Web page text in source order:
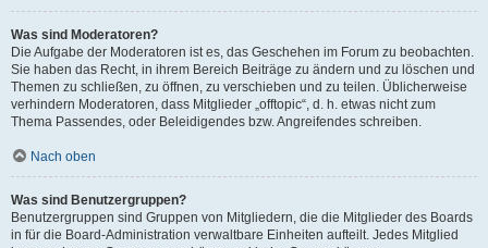
Was sind Moderatoren?
Die Aufgabe der Moderatoren ist es, das Geschehen im Forum zu beobachten.
Sie haben das Recht, in ihrem Bereich Beiträge zu ändern und zu löschen und
Themen zu schließen, zu öffnen, zu verschieben und zu teilen. Üblicherweise
verhindern Moderatoren, dass Mitglieder „offtopic“, d. h. etwas nicht zum
Thema Passendes, oder Beleidigendes bzw. Angreifendes schreiben.
Nach oben
Was sind Benutzergruppen?
Benutzergruppen sind Gruppen von Mitgliedern, die die Mitglieder des Boards
in für die Board-Administration verwaltbare Einheiten aufteilt. Jedes Mitglied